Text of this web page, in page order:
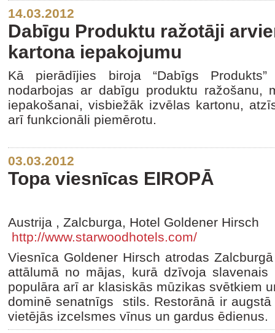
14.03.2012
Dabīgu Produktu ražotāji
kartona iepakojumu
Kā pierādījies biroja “Dabīgs
nodarbojas ar dabīgu produktu ražošanu,
iepakošanai, visbiežāk izvēlas kartonu,
arī funkcionāli piemērotu.
03.03.2012
Topa viesnīcas EIROPĀ
Austrija , Zalcburga, Hotel Goldener Hirsch
http://www.starwoodhotels.com/
Viesnīca Goldener Hirsch atrodas
attālumā no mājas, kurā dzīvoja
populāra arī ar klasiskās mūzikas svētkiem
dominē senatnīgs stils. Restorānā ir
vietējās izcelsmes vīnus un gardus ēdienus.